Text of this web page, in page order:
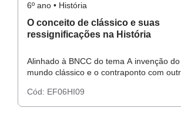
6º ano • História
O conceito de clássico e suas
ressignificações na História
Alinhado à BNCC do tema A invenção do
mundo clássico e o contraponto com
Cód: EF06HI09